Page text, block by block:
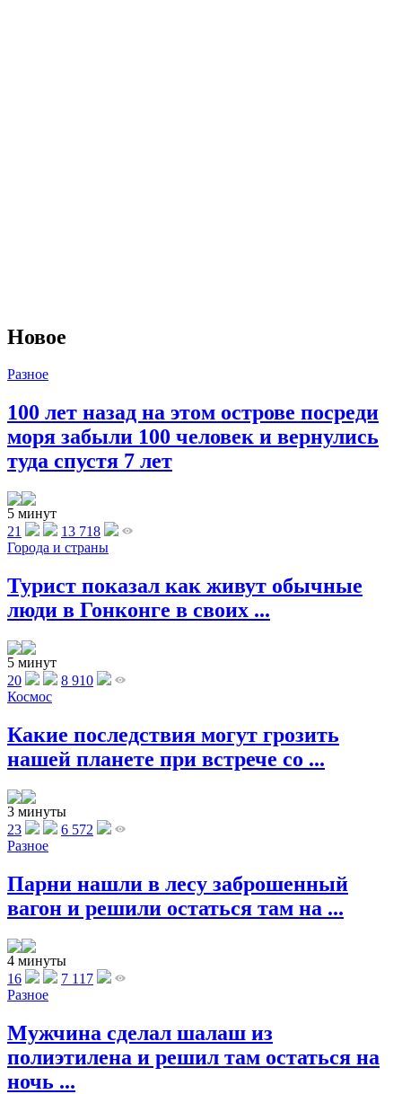
Новое
Разное
100 лет назад на этом острове посреди
моря забыли 100 человек и вернулись
туда спустя 7 лет
5 минут
21
13 718
Города и страны
Турист показал как живут обычные
люди в Гонконге в своих ...
5 минут
20
8 910
Космос
Какие последствия могут грозить
нашей планете при встрече со ...
3 минуты
23
6 572
Разное
Парни нашли в лесу заброшенный
вагон и решили остаться там на ...
4 минуты
16
7 117
Разное
Мужчина сделал шалаш из
полиэтилена и решил там остаться на
ночь ...